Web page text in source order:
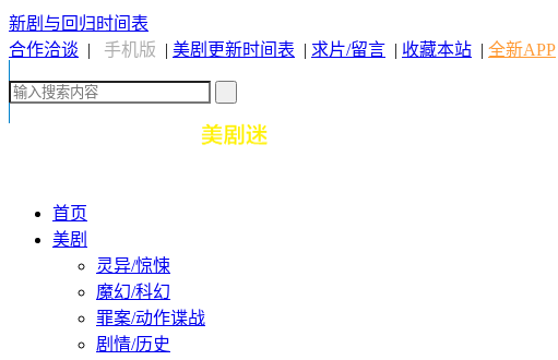
新剧与回归时间表
合作洽谈 | 手机版 | 美剧更新时间表 | 求片/留言 | 收藏本站 | 全新APP
首页
美剧
灵异/惊悚
魔幻/科幻
罪案/动作谍战
剧情/历史